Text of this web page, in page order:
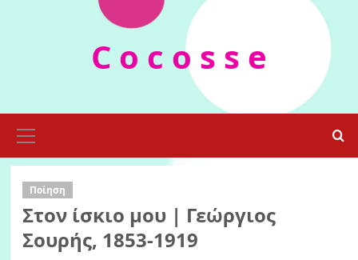
C o c o s s e
Menu
Ποίηση
Στον ίσκιο μου | Γεώργιος
Σουρής, 1853-1919